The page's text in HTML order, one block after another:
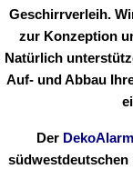
Geschirrverleih.
zur Konzeption
Natürlich
Auf- und Abbau
Der DekoAlarm
südwestdeutschen